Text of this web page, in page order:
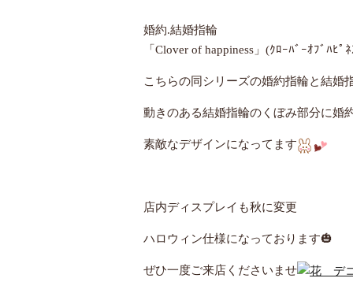
婚約.結婚指輪
「Clover of happiness」(ｸﾛｰﾊﾞｰｵﾌﾞﾊﾋﾟ
こちらの同シリーズの婚約指輪と結婚
動きのある結婚指輪のくぼみ部分に婚
素敵なデザインになってます
店内ディスプレイも秋に変更
ハロウィン仕様になっております🎃
ぜひ一度ご来店くださいませ